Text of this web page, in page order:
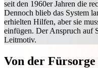
seit den 1960er Jahren die
Dennoch blieb das System
erhielten Hilfen, aber sie
einfügen. Der Anspruch auf
Leitmotiv.
Von der